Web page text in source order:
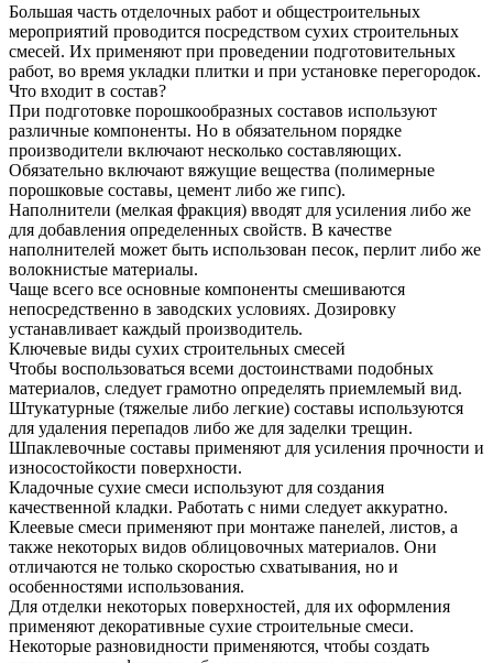
Большая часть отделочных работ и общестроительных
мероприятий проводится посредством сухих строительных
смесей. Их применяют при проведении подготовительных
работ, во время укладки плитки и при установке перегородок.
Что входит в состав?
При подготовке порошкообразных составов используют
различные компоненты. Но в обязательном порядке
производители включают несколько составляющих.
Обязательно включают вяжущие вещества (полимерные
порошковые составы, цемент либо же гипс).
Наполнители (мелкая фракция) вводят для усиления либо же
для добавления определенных свойств. В качестве
наполнителей может быть использован песок, перлит либо же
волокнистые материалы.
Чаще всего все основные компоненты смешиваются
непосредственно в заводских условиях. Дозировку
устанавливает каждый производитель.
Ключевые виды сухих строительных смесей
Чтобы воспользоваться всеми достоинствами подобных
материалов, следует грамотно определять приемлемый вид.
Штукатурные (тяжелые либо легкие) составы используются
для удаления перепадов либо же для заделки трещин.
Шпаклевочные составы применяют для усиления прочности и
износостойкости поверхности.
Кладочные сухие смеси используют для создания
качественной кладки. Работать с ними следует аккуратно.
Клеевые смеси применяют при монтаже панелей, листов, а
также некоторых видов облицовочных материалов. Они
отличаются не только скоростью схватывания, но и
особенностями использования.
Для отделки некоторых поверхностей, для их оформления
применяют декоративные сухие строительные смеси.
Некоторые разновидности применяются, чтобы создать